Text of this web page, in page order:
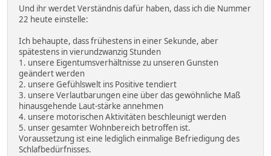
Und ihr werdet Verständnis dafür haben, dass ich die Nummer
22 heute einstelle:
Ich behaupte, dass frühestens in einer Sekunde, aber
spätestens in vierundzwanzig Stunden
1. unsere Eigentumsverhältnisse zu unseren Gunsten
geändert werden
2. unsere Gefühlswelt ins Positive tendiert
3. unsere Verlautbarungen eine über das gewöhnliche Maß
hinausgehende Laut-stärke annehmen
4. unsere motorischen Aktivitäten beschleunigt werden
5. unser gesamter Wohnbereich betroffen ist.
Voraussetzung ist eine lediglich einmalige Befriedigung des
Schlafbedürfnisses.